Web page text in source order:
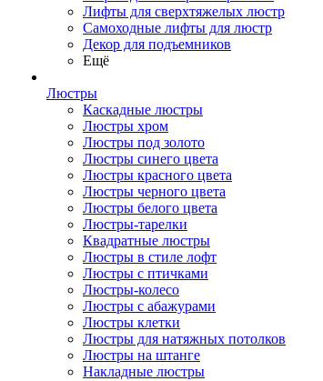
Лифты для сверхтяжелых люстр
Самоходные лифты для люстр
Декор для подъемников
Ещё
Люстры
Каскадные люстры
Люстры хром
Люстры под золото
Люстры синего цвета
Люстры красного цвета
Люстры черного цвета
Люстры белого цвета
Люстры-тарелки
Квадратные люстры
Люстры в стиле лофт
Люстры с птичками
Люстры-колесо
Люстры с абажурами
Люстры клетки
Люстры для натяжных потолков
Люстры на штанге
Накладные люстры